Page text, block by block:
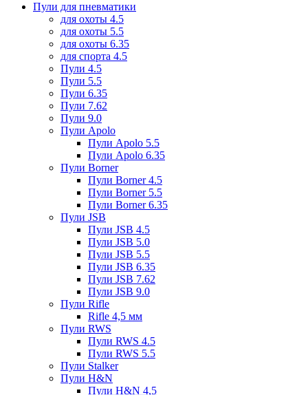
Пули для пневматики
для охоты 4.5
для охоты 5.5
для охоты 6.35
для спорта 4.5
Пули 4.5
Пули 5.5
Пули 6.35
Пули 7.62
Пули 9.0
Пули Apolo
Пули Apolo 5.5
Пули Apolo 6.35
Пули Borner
Пули Borner 4.5
Пули Borner 5.5
Пули Borner 6.35
Пули JSB
Пули JSB 4.5
Пули JSB 5.0
Пули JSB 5.5
Пули JSB 6.35
Пули JSB 7.62
Пули JSB 9.0
Пули Rifle
Rifle 4,5 мм
Пули RWS
Пули RWS 4.5
Пули RWS 5.5
Пули Stalker
Пули H&N
Пули H&N 4,5